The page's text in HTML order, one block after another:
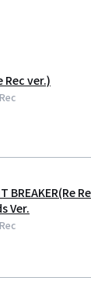
Rec ver.)
BREAKER(Re
Ver.